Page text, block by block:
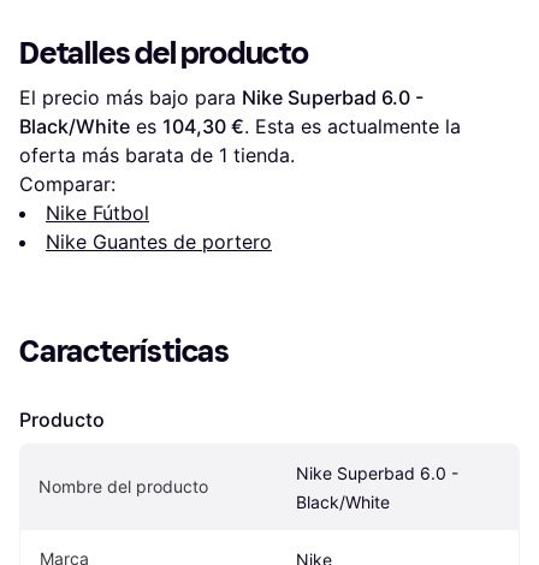
Detalles del producto
El precio más bajo para Nike Superbad 6.0 -
Black/White es 104,30 €. Esta es actualmente la
oferta más barata de 1 tienda.
Comparar:
Nike Fútbol
Nike Guantes de portero
Características
Producto
Nombre del producto
Nike Superbad 6.0 -
Black/White
Marca Nike